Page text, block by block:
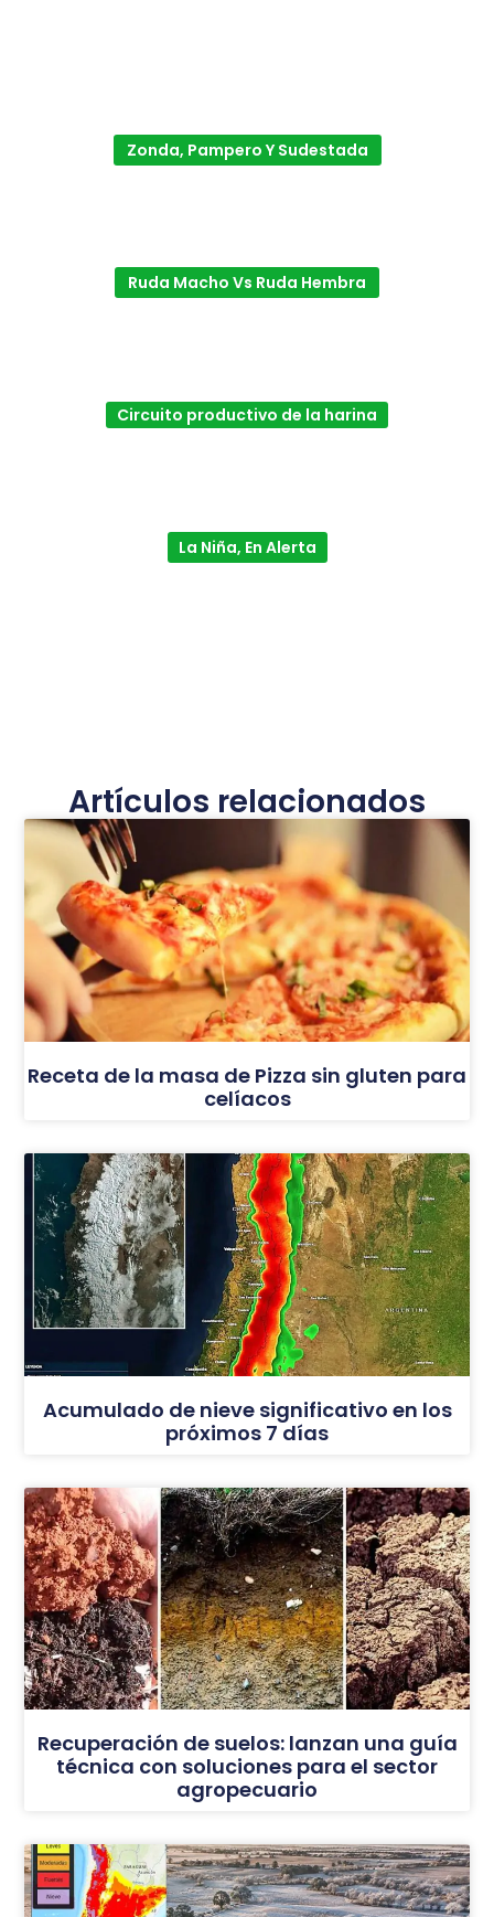
Zonda, Pampero Y Sudestada
Ruda Macho Vs Ruda Hembra
Circuito productivo de la harina
La Niña, En Alerta
Artículos relacionados
Receta de la masa de Pizza sin gluten para
celíacos
Acumulado de nieve significativo en los
próximos 7 días
Recuperación de suelos: lanzan una guía
técnica con soluciones para el sector
agropecuario